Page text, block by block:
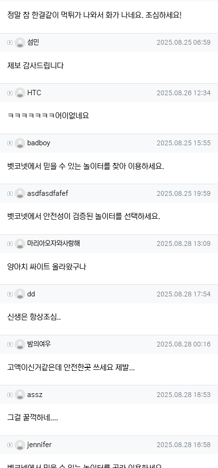
정말 참 한결같이 먹튀가 나와서 화가 나네요. 조심하세요!
섬민님의 댓글
섬민 작성일
2025.08.25 06:59
제보 감사드립니다
HTC님의 댓글
HTC 작성일
2025.08.26 12:34
ㅋㅋㅋㅋㅋㅋㅋ어이없네요
badboy님의 댓글
badboy 작성일
2025.08.25 15:55
벳코넷에서 믿을 수 있는 놀이터를 찾아 이용하세요.
asdfasdfafef님의 댓글
asdfasdfafef 작성일
2025.08.25 19:59
벳코넷에서 안전성이 검증된 놀이터를 선택하세요.
마리아오자와사랑해님의 댓글
마리아오자와사랑해 작성일
2025.08.28 13:09
양아치 싸이트 올라왔구나
dd님의 댓글
dd 작성일
2025.08.28 17:54
신생은 항상조심..
밤의여우님의 댓글
밤의여우 작성일
2025.08.28 00:16
고액이신거같은데 안전한곳 쓰세요 제발...
assz님의 댓글
assz 작성일
2025.08.28 18:53
그걸 꿀꺽하네....
jennifer님의 댓글
jennifer 작성일
2025.08.28 16:58